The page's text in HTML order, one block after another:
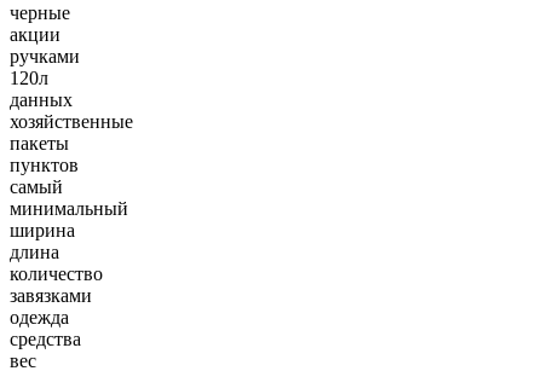
черные
акции
ручками
120л
данных
хозяйственные
пакеты
пунктов
самый
минимальный
ширина
длина
количество
завязками
одежда
средства
вес